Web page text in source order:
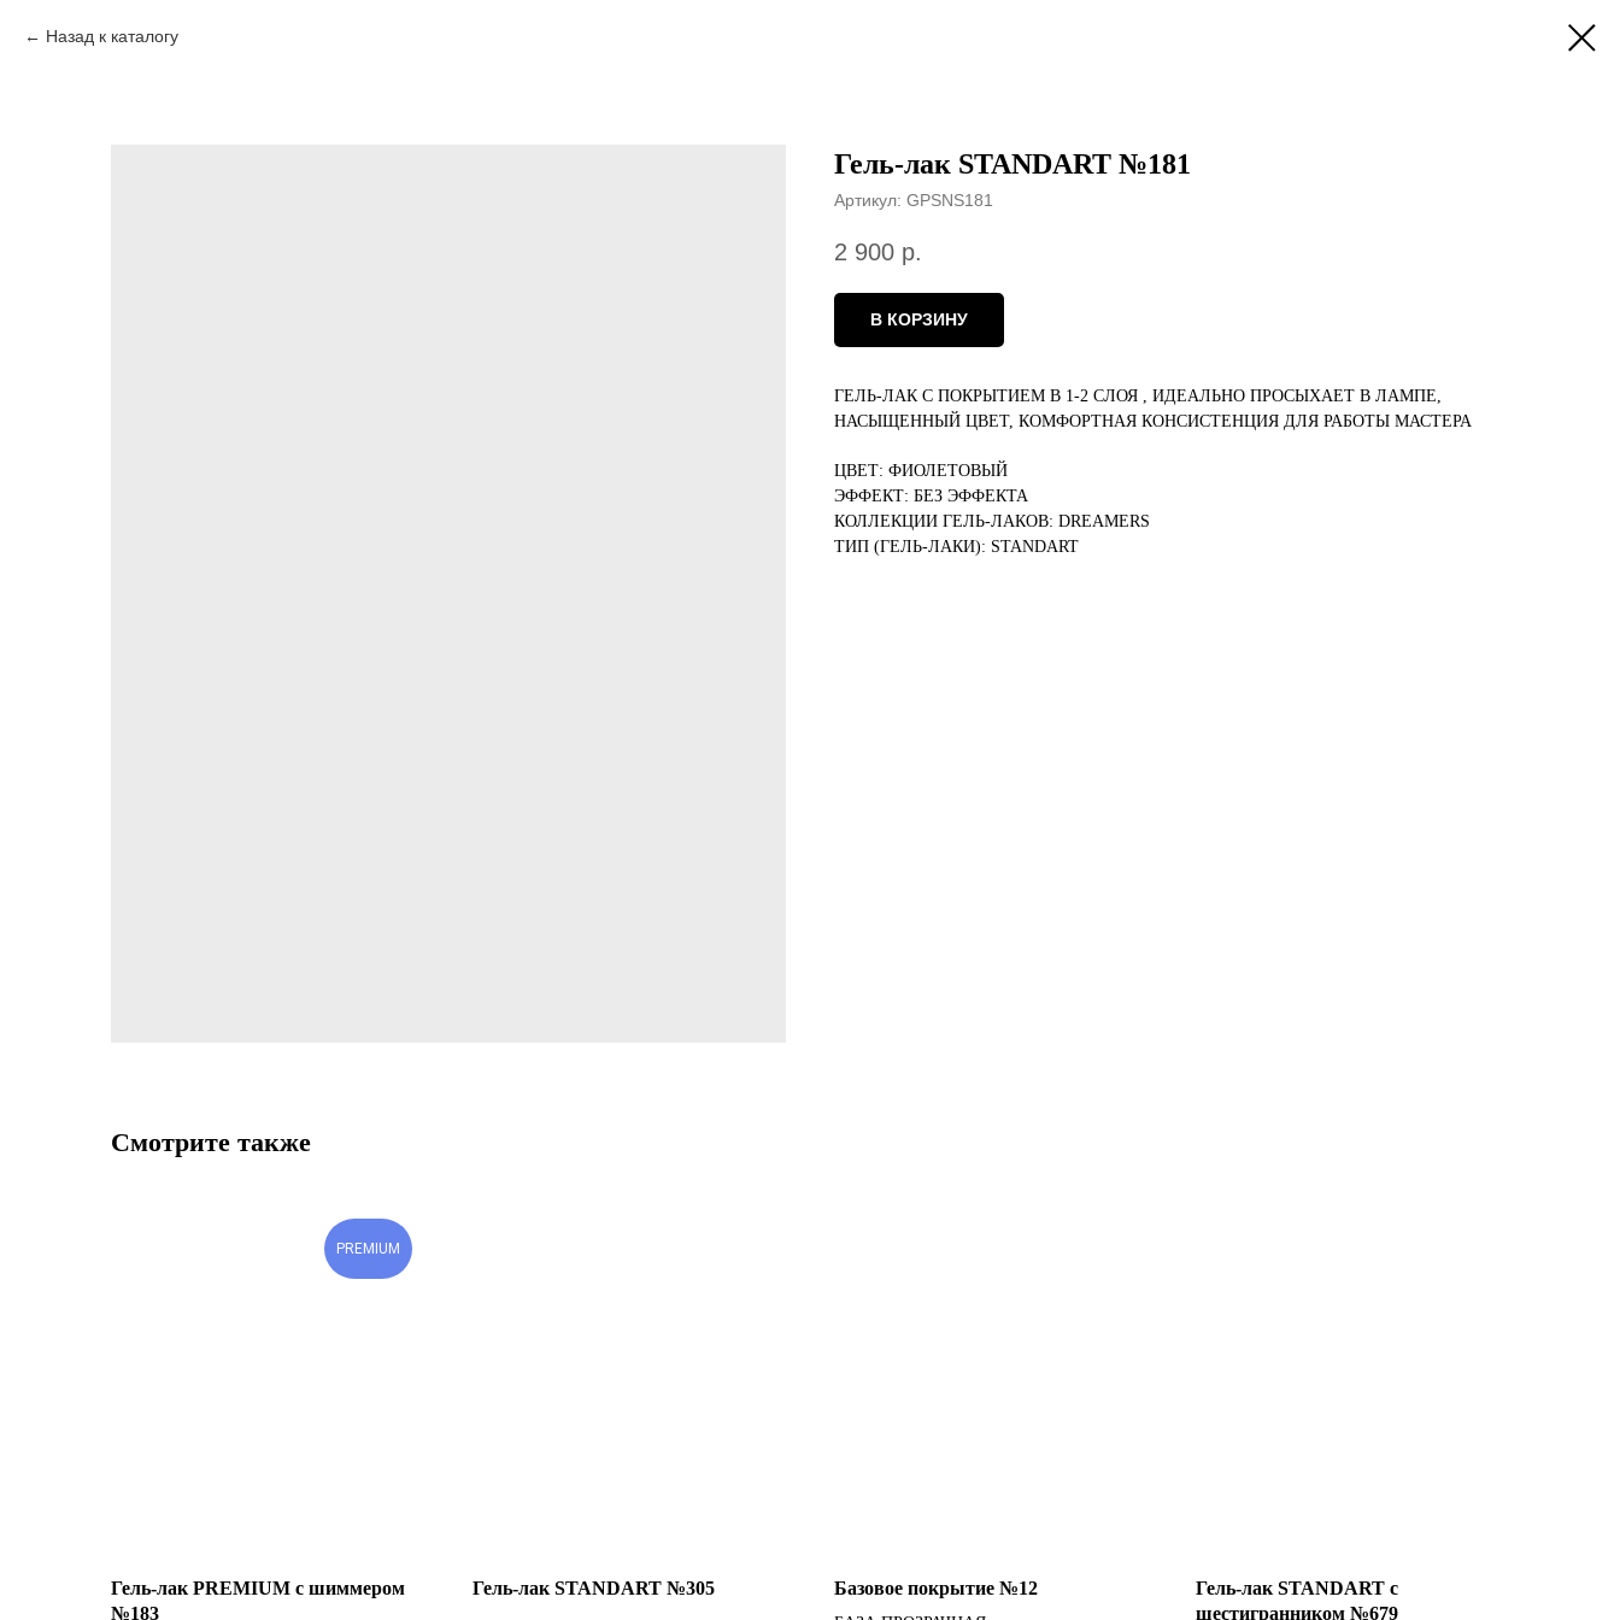
Назад к каталогу
Гель-лак STANDART №181
Артикул: GPSNS181
2 900 р.
В КОРЗИНУ
ГЕЛЬ-ЛАК С ПОКРЫТИЕМ В 1-2 СЛОЯ , ИДЕАЛЬНО ПРОСЫХАЕТ В ЛАМПЕ,
НАСЫЩЕННЫЙ ЦВЕТ, КОМФОРТНАЯ КОНСИСТЕНЦИЯ ДЛЯ РАБОТЫ МАСТЕРА
ЦВЕТ: ФИОЛЕТОВЫЙ
ЭФФЕКТ: БЕЗ ЭФФЕКТА
КОЛЛЕКЦИИ ГЕЛЬ-ЛАКОВ: DREAMERS
ТИП (ГЕЛЬ-ЛАКИ): STANDART
Смотрите также
PREMIUM
Гель-лак PREMIUM с шиммером
№183
Гель-лак STANDART №305 Базовое покрытие №12
Гель-лак STANDART с
шестигранником №679